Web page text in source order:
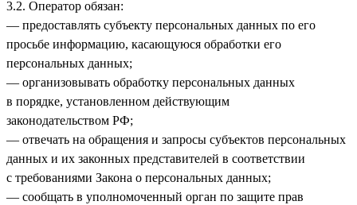
3.2. Оператор обязан:
— предоставлять субъекту персональных данных по его
просьбе информацию, касающуюся обработки его
персональных данных;
— организовывать обработку персональных данных
в порядке, установленном действующим
законодательством РФ;
— отвечать на обращения и запросы субъектов персональных
данных и их законных представителей в соответствии
с требованиями Закона о персональных данных;
— сообщать в уполномоченный орган по защите прав